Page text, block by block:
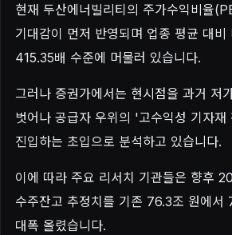
현재 두산에너빌리티의 주가수익비율
기대감이 먼저 반영되며 업종 평균 대비
415.35배 수준에 머물러 있습니다.
그러나 증권가에서는 현시점을 과거 저
벗어나 공급자 우위의 '고수익성 기자
진입하는 초입으로 분석하고 있습니다.
이에 따라 주요 리서치 기관들은 향후
수주잔고 추정치를 기존 76.3조 원에서
대폭 올렸습니다.